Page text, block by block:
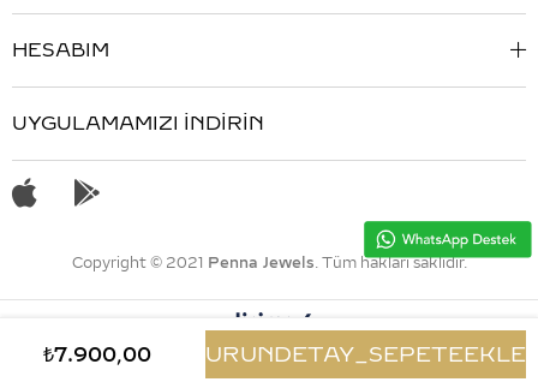
HESABIM
UYGULAMAMIZI İNDİRİN
Copyright © 2021 Penna Jewels. Tüm hakları saklıdır.
₺7.900,00